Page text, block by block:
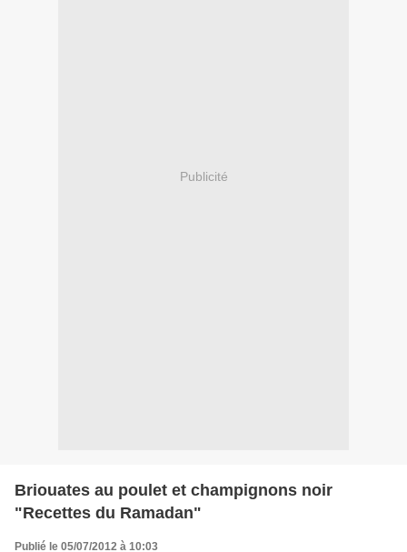
Publicité
Briouates au poulet et champignons noir
"Recettes du Ramadan"
Publié le 05/07/2012 à 10:03